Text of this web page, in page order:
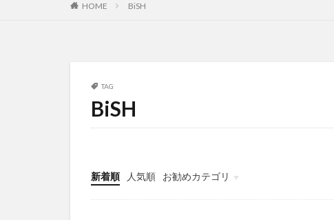
HOME BiSH
TAG
BiSH
新着順 人気順
お勧めカテゴリ
Apple
本・漫画
プログラミング
バイオハザード
スクエニ
アプリゲーム
YouTube
お知らせ
PS5
PS4
NintendoSwitch
音楽